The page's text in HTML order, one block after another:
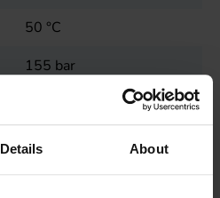
Details About
50 °C
155 bar
MW 45